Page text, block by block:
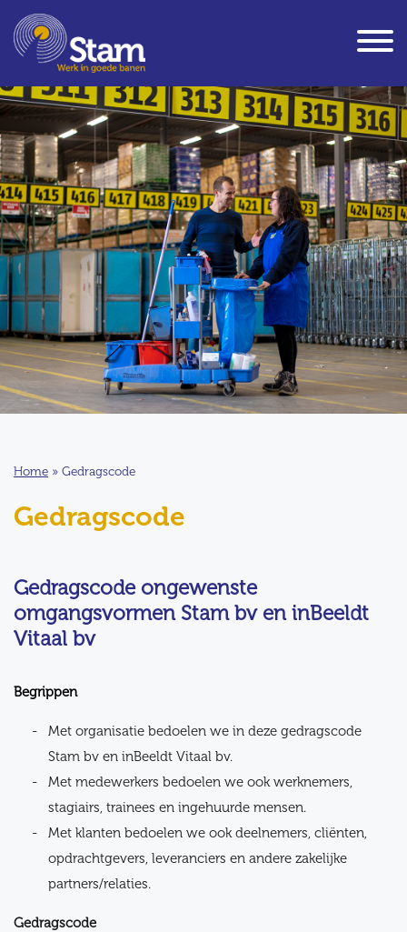
Home » Gedragscode
Gedragscode
Gedragscode ongewenste
omgangsvormen Stam bv en inBeeldt
Vitaal bv
Begrippen
Met organisatie bedoelen we in deze gedragscode
Stam bv en inBeeldt Vitaal bv.
Met medewerkers bedoelen we ook werknemers,
stagiairs, trainees en ingehuurde mensen.
Met klanten bedoelen we ook deelnemers, cliënten,
opdrachtgevers, leveranciers en andere zakelijke
partners/relaties.
Gedragscode